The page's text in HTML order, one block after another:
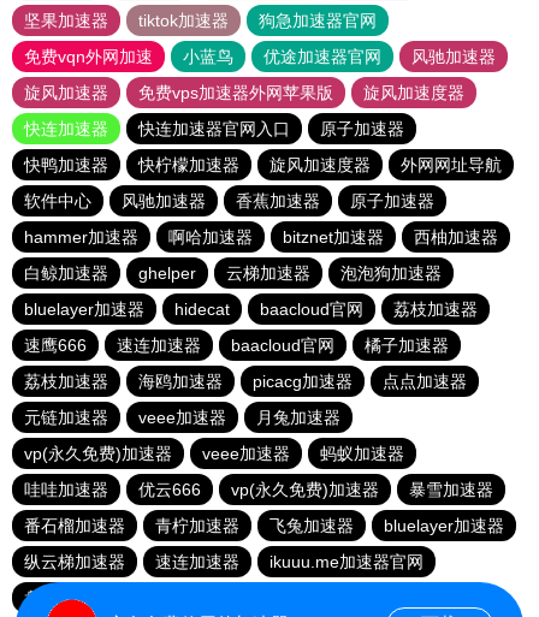
坚果加速器
tiktok加速器
狗急加速器官网
免费vqn外网加速
小蓝鸟 优途加速器官网
风驰加速器
旋风加速器
免费vps加速器外网苹果版
旋风加速度器
快连加速器
快连加速器官网入口
原子加速器
快鸭加速器
快柠檬加速器 旋风加速度器
外网网址导航
软件中心
风驰加速器 香蕉加速器
原子加速器
hammer加速器
啊哈加速器 bitznet加速器
西柚加速器
白鲸加速器
ghelper 云梯加速器
泡泡狗加速器
bluelayer加速器
hidecat baacloud官网
荔枝加速器
速鹰666
速连加速器 baacloud官网
橘子加速器
荔枝加速器
海鸥加速器 picacg加速器
点点加速器
元链加速器
veee加速器
月兔加速器
vp(永久免费)加速器
veee加速器
蚂蚁加速器
哇哇加速器
优云666 vp(永久免费)加速器
暴雪加速器
番石榴加速器
青柠加速器 飞兔加速器
bluelayer加速器
纵云梯加速器
速连加速器
ikuuu.me加速器官网
盘古加速器